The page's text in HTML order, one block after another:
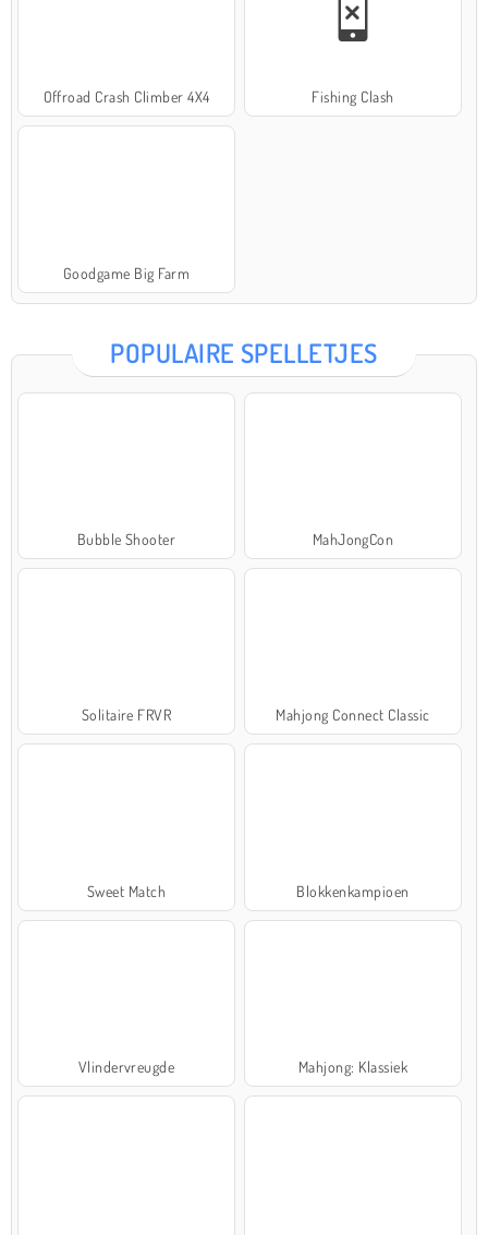
Offroad Crash Climber 4X4 Fishing Clash
Goodgame Big Farm
POPULAIRE SPELLETJES
Bubble Shooter MahJongCon
Solitaire FRVR Mahjong Connect Classic
Sweet Match Blokkenkampioen
Vlindervreugde Mahjong: Klassiek